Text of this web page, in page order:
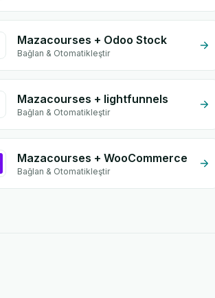
Mazacourses + Odoo Stock
Bağlan & Otomatikleştir
Mazacourses + lightfunnels
Bağlan & Otomatikleştir
Mazacourses + WooCommerce
Bağlan & Otomatikleştir